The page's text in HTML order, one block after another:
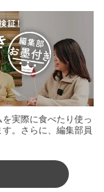
実際に食べたり使っ
。さらに、編集部員